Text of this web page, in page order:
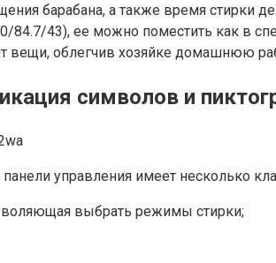
барабана, а также время
84.7/43), ее можно поместить как в
вещи, облегчив хозяйке домашнюю
символов и
панели управления имеет несколько
выбрать режимы стирки;